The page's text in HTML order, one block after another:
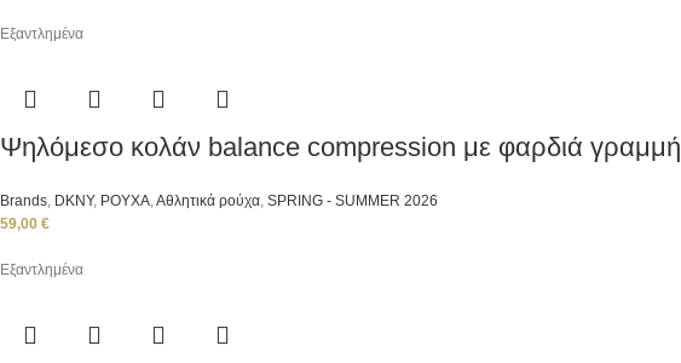
Εξαντλημένα
Ψηλόμεσο κολάν balance compression με φαρδιά γραμμή
Brands, DKNY, ΡΟΥΧΑ,Αθλητικά ρούχα, SPRING - SUMMER 2026
59,00 €
Εξαντλημένα